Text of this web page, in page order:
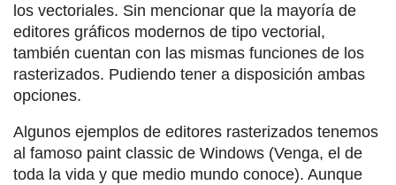
los vectoriales. Sin mencionar que la mayoría de
editores gráficos modernos de tipo vectorial,
también cuentan con las mismas funciones de los
rasterizados. Pudiendo tener a disposición ambas
opciones.
Algunos ejemplos de editores rasterizados tenemos
al famoso paint classic de Windows (Venga, el de
toda la vida y que medio mundo conoce). Aunque